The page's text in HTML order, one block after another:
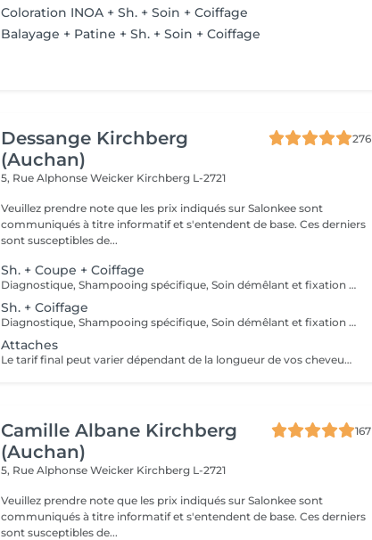
Coloration INOA + Sh. + Soin + Coiffage
Balayage + Patine + Sh. + Soin + Coiffage
Dessange Kirchberg
(Auchan)
276
5, Rue Alphonse Weicker Kirchberg L-2721
Veuillez prendre note que les prix indiqués sur Salonkee sont
communiqués à titre informatif et s'entendent de base. Ces derniers
sont susceptibles de...
Sh. + Coupe + Coiffage
Diagnostique, Shampooing spécifique, Soin démêlant et fixation inclus. Veuillez prendre note que les prix indiqués sur Salonkee sont communiqués à titre informatif et s'entendent de base. Ces derniers sont susceptibles de varier selon le diagnostic réalisé à votre arrivée au salon et l'expertise du professionnel à qui vous confiez votre beauté. Dans tous les cas, un devis précis vous sera proposé et toutes réalisations de prestations seront effectuées avec votre accord.
Sh. + Coiffage
Diagnostique, Shampooing spécifique, Soin démêlant et fixation inclus. Veuillez prendre note que les prix indiqués sur Salonkee sont communiqués à titre informatif et s'entendent de base. Ces derniers sont susceptibles de varier selon le diagnostic réalisé à votre arrivée au salon et l'expertise du professionnel à qui vous confiez votre beauté. Dans tous les cas, un devis précis vous sera proposé et toutes réalisations de prestations seront effectuées avec votre accord.
Attaches
Le tarif final peut varier dépendant de la longueur de vos cheveux ainsi que des soins et produits utilisés.
Camille Albane Kirchberg
(Auchan)
167
5, Rue Alphonse Weicker Kirchberg L-2721
Veuillez prendre note que les prix indiqués sur Salonkee sont
communiqués à titre informatif et s'entendent de base. Ces derniers
sont susceptibles de...